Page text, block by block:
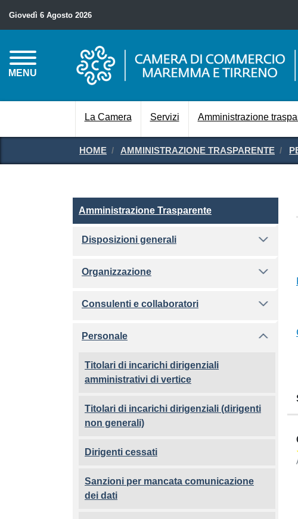
Giovedì 6 Agosto 2026
MENU
La Camera Servizi Amministrazione
HOME AMMINISTRAZIONE TRASPARENTE
Amministrazione Trasparente
Amministrazione Trasparente
Disposizioni generali
Organizzazione
Consulenti e collaboratori
Personale
Titolari di incarichi dirigenziali
amministrativi di vertice
Titolari di incarichi dirigenziali (dirigenti
non generali)
Dirigenti cessati
Sanzioni per mancata comunicazione
dei dati